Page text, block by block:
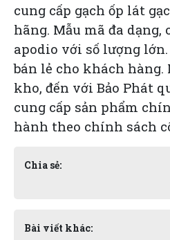
cung cấp gạch ốp lát
hãng. Mẫu mã đa dạng,
apodio với số lượng
bán lẻ cho khách hàng.
kho, đến với Bảo Phát
cung cấp sản phẩm
hành theo chính sách
Chia sẻ:
Bài viết khác: